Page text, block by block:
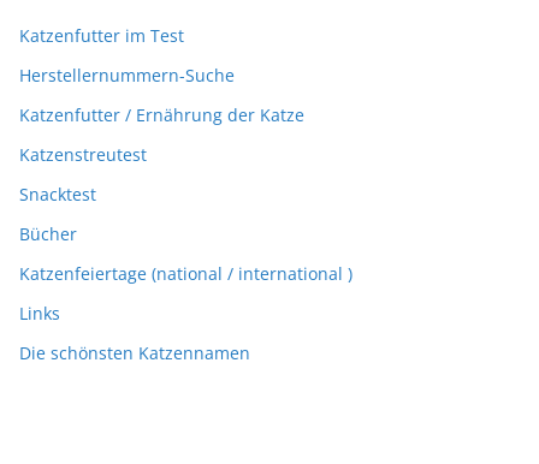
Katzenfutter im Test
Herstellernummern-Suche
Katzenfutter / Ernährung der Katze
Katzenstreutest
Snacktest
Bücher
Katzenfeiertage (national / international )
Links
Die schönsten Katzennamen